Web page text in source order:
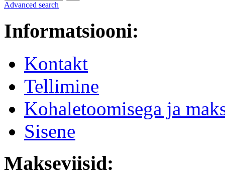
Advanced search
Informatsiooni:
Kontakt
Tellimine
Kohaletoomisega ja
Sisene
Makseviisid: